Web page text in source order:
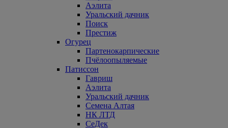
Аэлита
Уральский дачник
Поиск
Престиж
Огурец
Партенокарпические
Пчёлоопыляемые
Патиссон
Гавриш
Аэлита
Уральский дачник
Семена Алтая
НК ЛТД
СеДек